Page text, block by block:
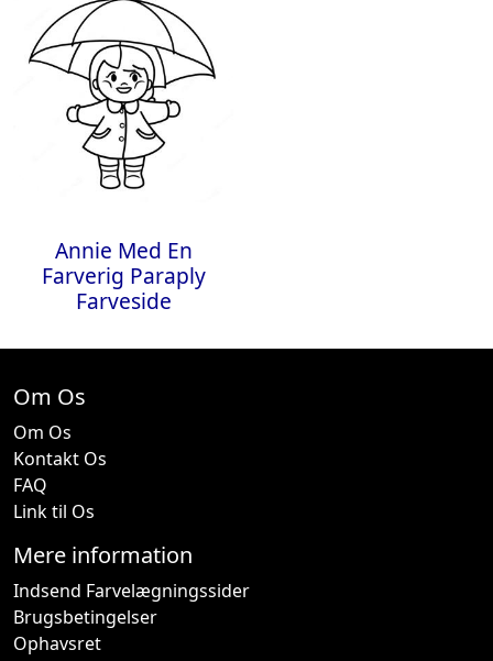
Annie Med En
Farverig Paraply
Farveside
Om Os
Om Os
Kontakt Os
FAQ
Link til Os
Mere information
Indsend Farvelægningssider
Brugsbetingelser
Ophavsret